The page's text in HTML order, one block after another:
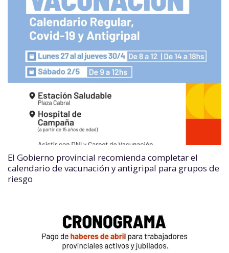
El Gobierno provincial recomienda completar el
calendario de vacunación y antigripal para grupos de
riesgo